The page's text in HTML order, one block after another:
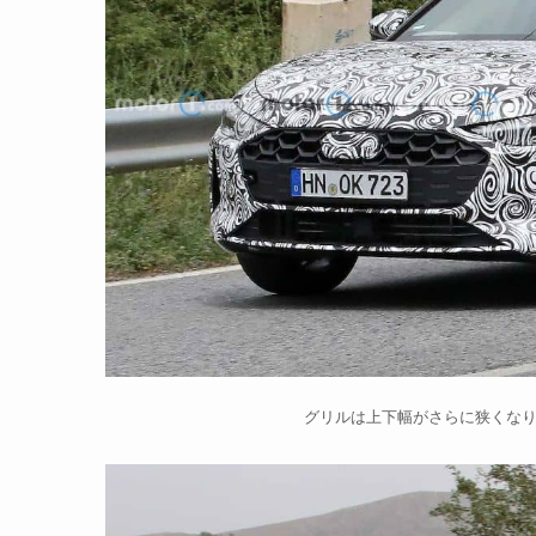
グリルは上下幅がさらに狭くな